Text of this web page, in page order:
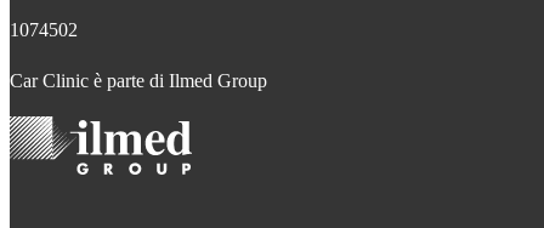
1074502
Car Clinic è parte di Ilmed Group